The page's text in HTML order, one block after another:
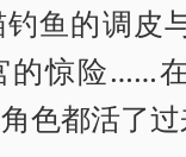
鱼的调皮
的惊险……
色都活了过